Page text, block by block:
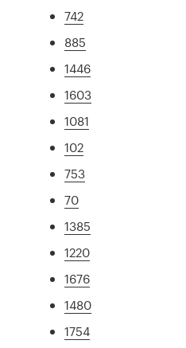
742
885
1446
1603
1081
102
753
70
1385
1220
1676
1480
1754